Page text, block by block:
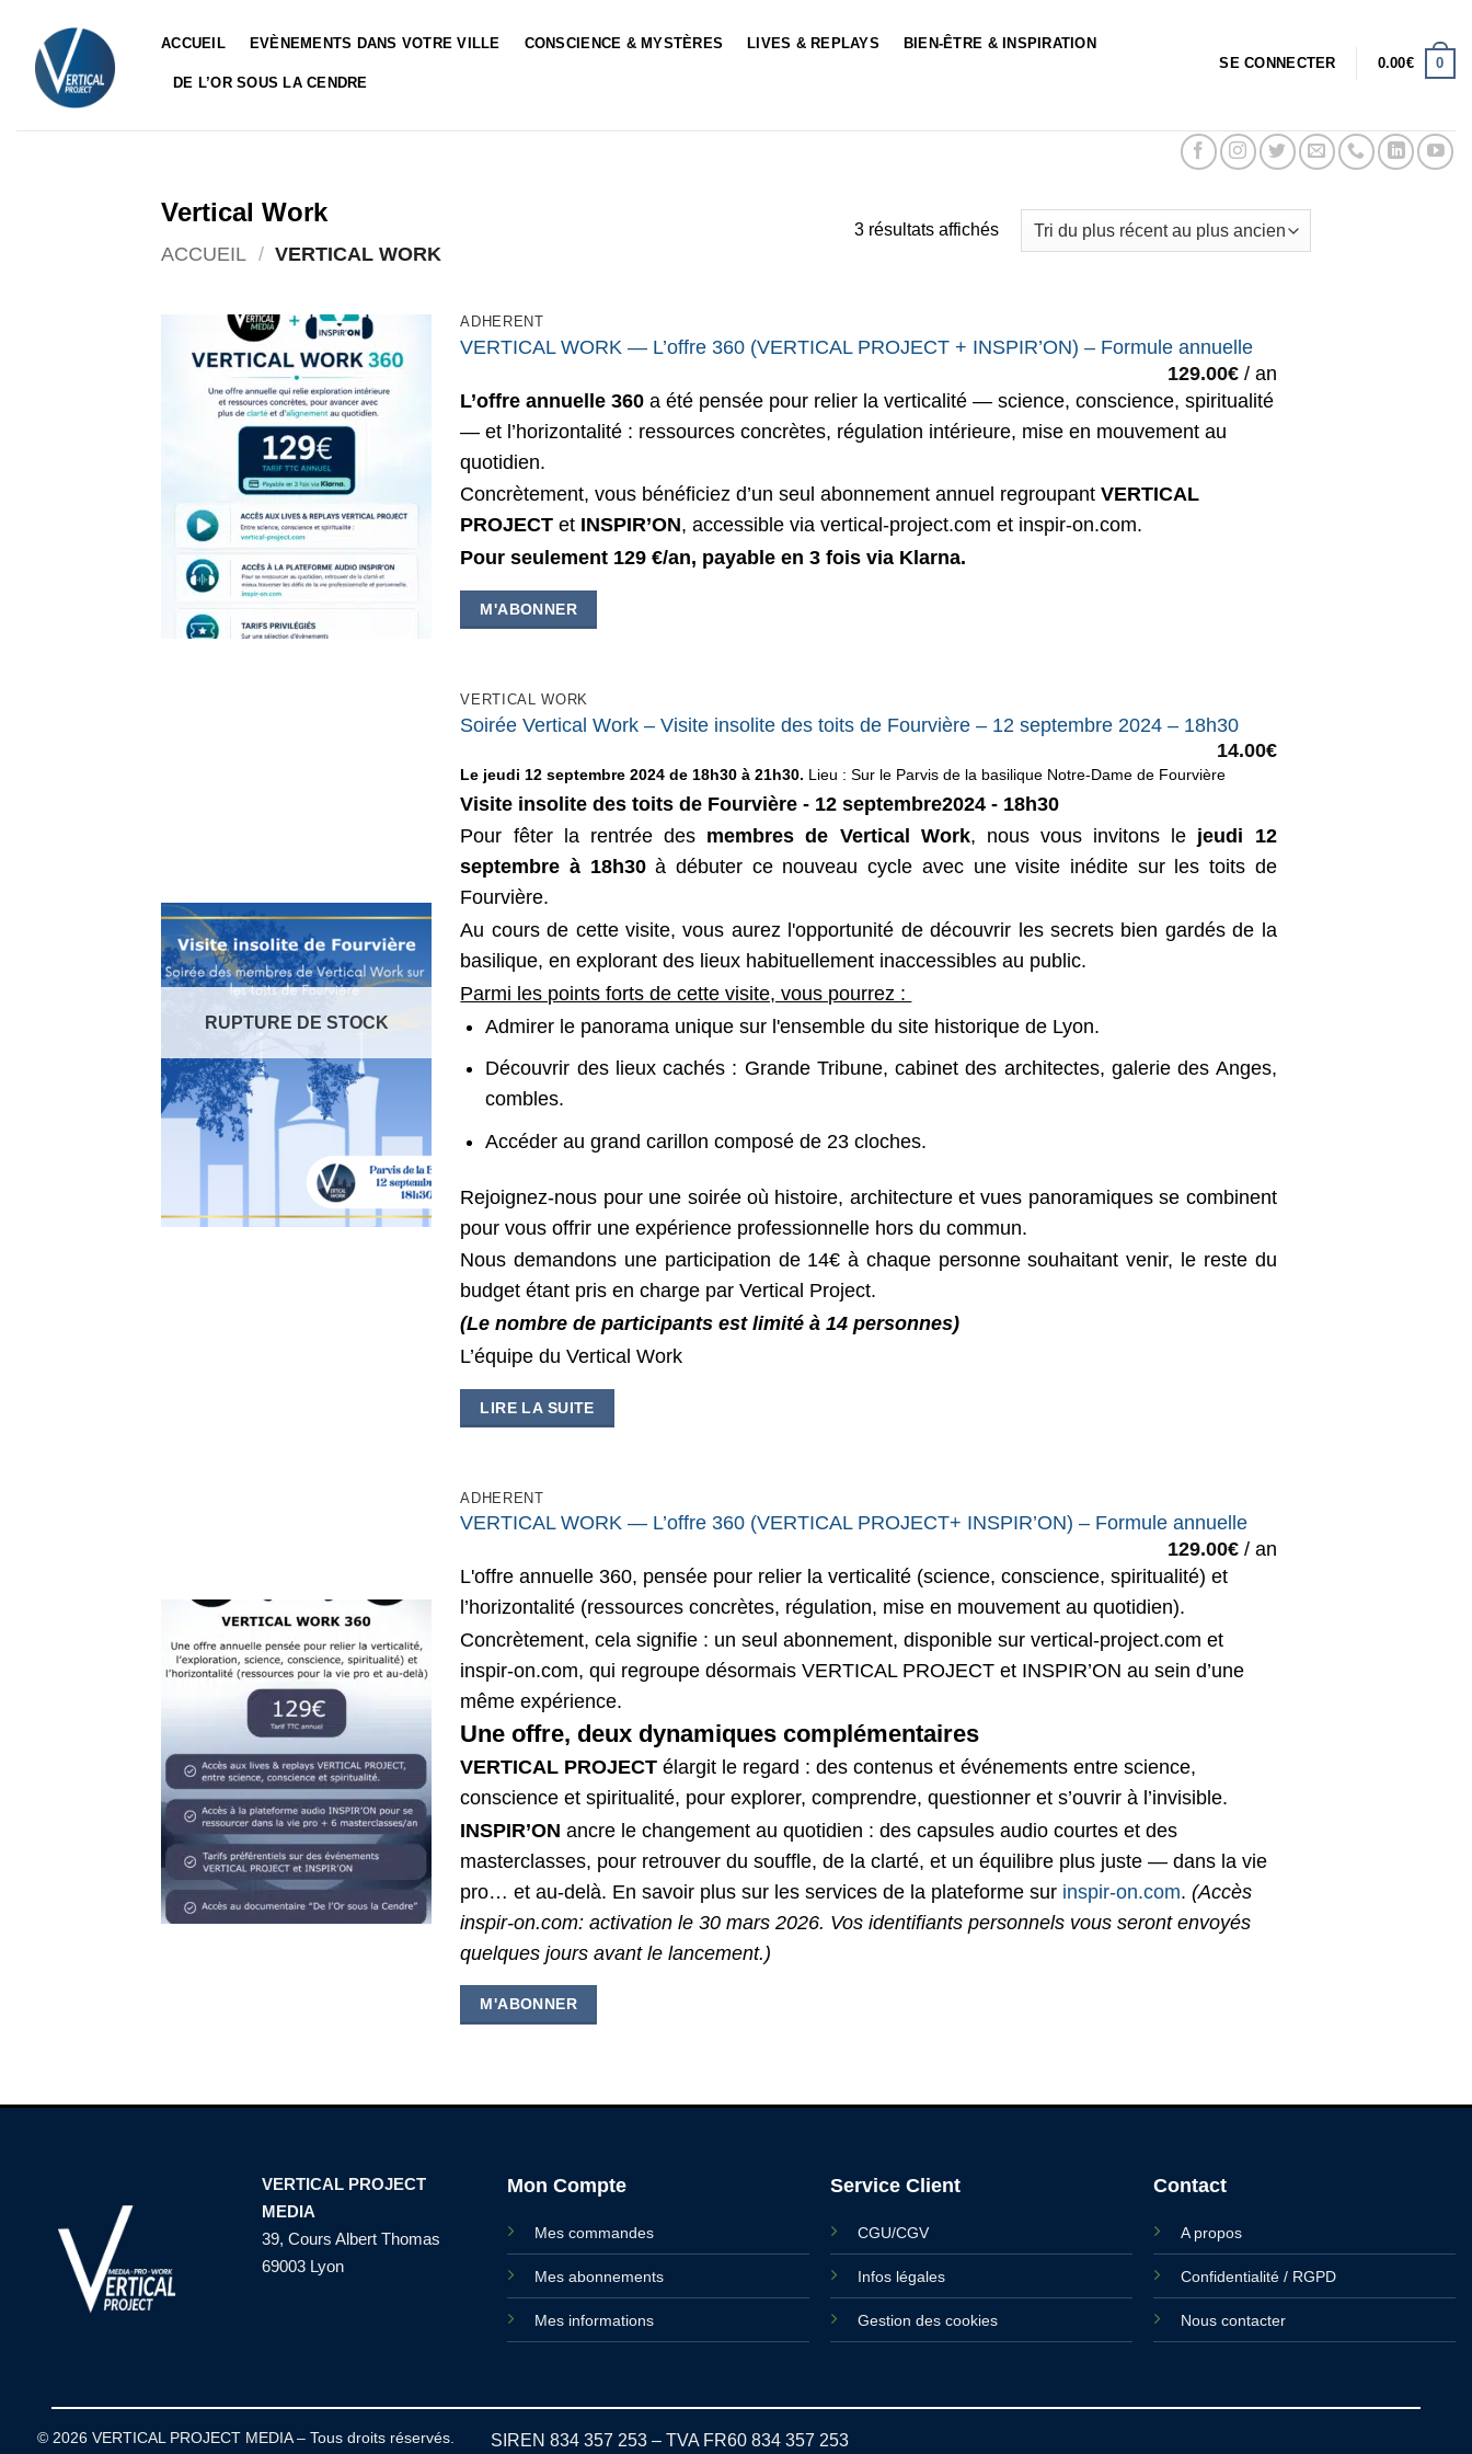
contenu
ACCUEIL EVÈNEMENTS DANS VOTRE VILLE CONSCIENCE & MYSTÈRES LIVES & REPLAYS BIEN-ÊTRE & INSPIRATION
DE L’OR SOUS LA CENDRE
SE CONNECTER 0.00€ 0
Vertical Work
ACCUEIL / VERTICAL WORK
3 résultats affichésTrié
au
ancien
ADHERENT
VERTICAL WORK — L’offre 360 (VERTICAL PROJECT + INSPIR’ON) – Formule annuelle
129.00€ / an
L’offre annuelle 360 a été pensée pour relier la verticalité — science, conscience, spiritualité
— et l’horizontalité : ressources concrètes, régulation intérieure, mise en mouvement au
quotidien.
Concrètement, vous bénéficiez d’un seul abonnement annuel regroupantVERTICAL
PROJECT et INSPIR’ON, accessible via vertical-project.com et inspir-on.com.
Pour seulement 129 €/an, payable en 3 fois via Klarna.
M'ABONNER
RUPTURE DE STOCK
VERTICAL WORK
Soirée Vertical Work – Visite insolite des toits de Fourvière – 12 septembre 2024 – 18h30
14.00€
Le jeudi 12 septembre 2024 de 18h30 à 21h30. Lieu : Sur le Parvis de la basilique Notre-Dame de Fourvière
Visite insolite des toits de Fourvière - 12 septembre2024 - 18h30
Pour fêter la rentrée des membres de Vertical Work, nous vous invitons le jeudi 12
septembre à 18h30à débuter ce nouveau cycle avec une visite inédite sur les toits de
Fourvière.
Au cours de cette visite, vous aurez l'opportunité de découvrir les secrets bien gardés de la
basilique, en explorant des lieux habituellement inaccessibles au public.
Parmi les points forts de cette visite, vous pourrez :
Admirer le panorama unique sur l'ensemble du site historique de Lyon.
Découvrir des lieux cachés : Grande Tribune, cabinet des architectes, galerie des Anges,
combles.
Accéder au grand carillon composé de 23 cloches.
Rejoignez-nous pour une soirée où histoire, architecture et vues panoramiques se combinent
pour vous offrir une expérience professionnelle hors du commun.
Nous demandons une participation de 14€ à chaque personne souhaitant venir, le reste du
budget étant pris en charge par Vertical Project.
(Le nombre de participants est limité à 14 personnes)
L’équipe du Vertical Work
LIRE LA SUITE
ADHERENT
VERTICAL WORK — L’offre 360 (VERTICAL PROJECT+ INSPIR’ON) – Formule annuelle
129.00€ / an
L'offre annuelle 360, pensée pour relier la verticalité (science, conscience, spiritualité) et
l’horizontalité (ressources concrètes, régulation, mise en mouvement au quotidien).
Concrètement, cela signifie : un seul abonnement, disponible sur vertical-project.com et
inspir-on.com, qui regroupe désormais VERTICAL PROJECT et INSPIR’ON au sein d’une
même expérience.
Une offre, deux dynamiques complémentaires
VERTICAL PROJECT élargit le regard : des contenus et événements entre science,
conscience et spiritualité, pour explorer, comprendre, questionner et s’ouvrir à l’invisible.
INSPIR’ON ancre le changement au quotidien : des capsules audio courtes et des
masterclasses, pour retrouver du souffle, de la clarté, et un équilibre plus juste — dans la vie
pro… et au-delà. En savoir plus sur les services de la plateforme sur inspir-on.com.(Accès
inspir-on.com: activation le 30 mars 2026. Vos identifiants personnels vous seront envoyés
quelques jours avant le lancement.)
M'ABONNER
VERTICAL PROJECT
MEDIA
39, Cours Albert Thomas
69003 Lyon
Mon Compte
Mes commandes
Mes abonnements
Mes informations
Service Client
CGU/CGV
Infos légales
Gestion des cookies
Contact
A propos
Confidentialité / RGPD
Nous contacter
© 2026 VERTICAL PROJECT MEDIA – Tous droits réservés. SIREN 834 357 253 – TVA FR60 834 357 253